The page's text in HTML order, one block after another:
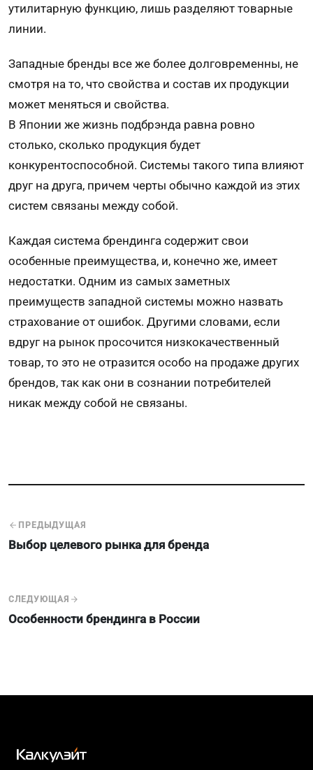
утилитарную функцию, лишь разделяют товарные
линии.
Западные бренды все же более долговременны, не
смотря на то, что свойства и состав их продукции
может меняться и свойства.
В Японии же жизнь подбрэнда равна ровно
столько, сколько продукция будет
конкурентоспособной. Системы такого типа влияют
друг на друга, причем черты обычно каждой из этих
систем связаны между собой.
Каждая система брендинга содержит свои
особенные преимущества, и, конечно же, имеет
недостатки. Одним из самых заметных
преимуществ западной системы можно назвать
страхование от ошибок. Другими словами, если
вдруг на рынок просочится низкокачественный
товар, то это не отразится особо на продаже других
брендов, так как они в сознании потребителей
никак между собой не связаны.
ПРЕДЫДУЩАЯ
Выбор целевого рынка для бренда
СЛЕДУЮЩАЯ
Особенности брендинга в России